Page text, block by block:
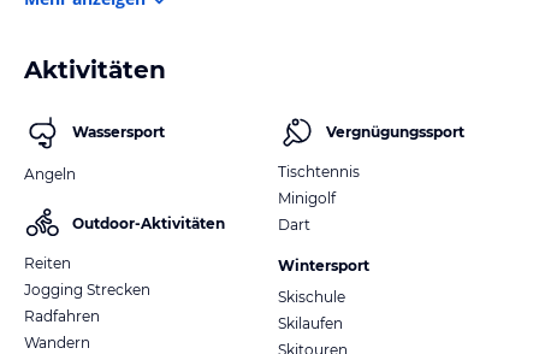
Aktivitäten
Wassersport
Angeln
Outdoor-Aktivitäten
Reiten
Jogging Strecken
Radfahren
Wandern
Vergnügungssport
Tischtennis
Minigolf
Dart
Wintersport
Skischule
Skilaufen
Skitouren